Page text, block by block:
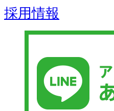
採用情報